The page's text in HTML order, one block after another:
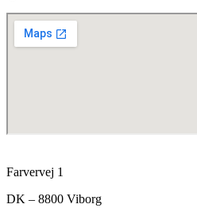
Farvervej 1
DK – 8800 Viborg